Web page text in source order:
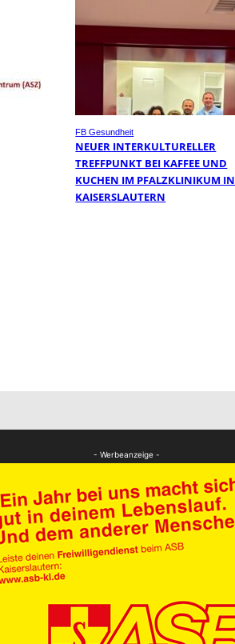
FB Gesundheit
NEUER INTERKULTURELLER
TREFFPUNKT BEI KAFFEE UND
KUCHEN IM PFALZKLINIKUM IN
KAISERSLAUTERN
- Werbeanzeige -